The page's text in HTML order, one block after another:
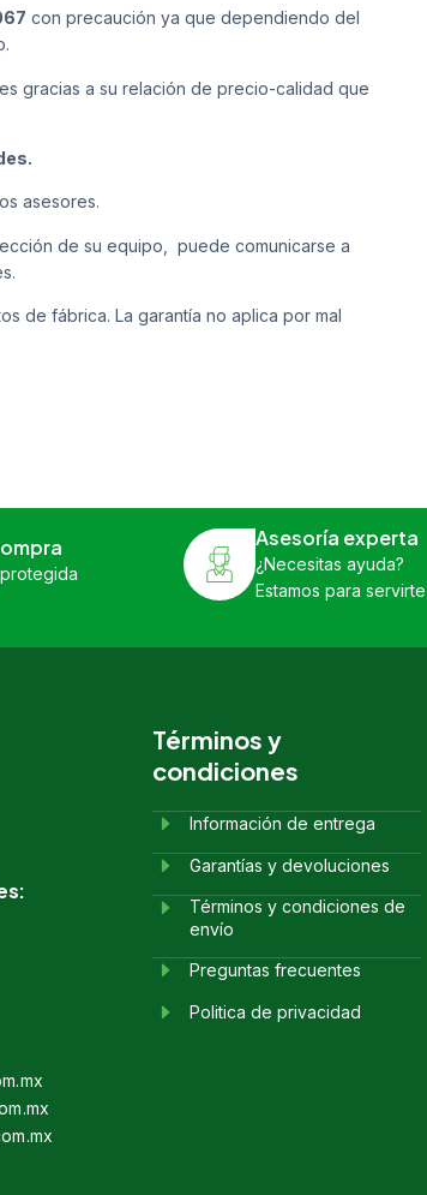
con precaución ya que dependiendo del
gracias a su relación de precio-calidad que
asesores.
de su equipo, puede comunicarse a
de fábrica. La garantía no aplica por mal
Asesoría experta
¿Necesitas ayuda?
Estamos para servirte
Términos y
condiciones
Información de entrega
Garantías y devoluciones
Términos y condiciones de
envío
Preguntas frecuentes
Politica de privacidad